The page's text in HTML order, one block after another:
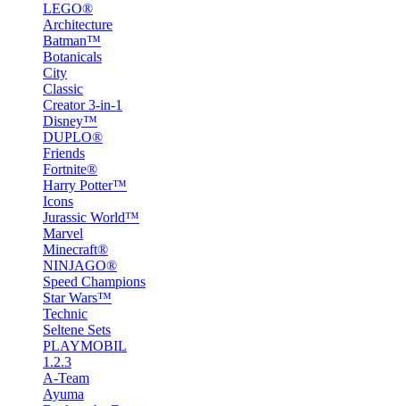
LEGO®
Architecture
Batman™
Botanicals
City
Classic
Creator 3-in-1
Disney™
DUPLO®
Friends
Fortnite®
Harry Potter™
Icons
Jurassic World™
Marvel
Minecraft®
NINJAGO®
Speed Champions
Star Wars™
Technic
Seltene Sets
PLAYMOBIL
1.2.3
A-Team
Ayuma